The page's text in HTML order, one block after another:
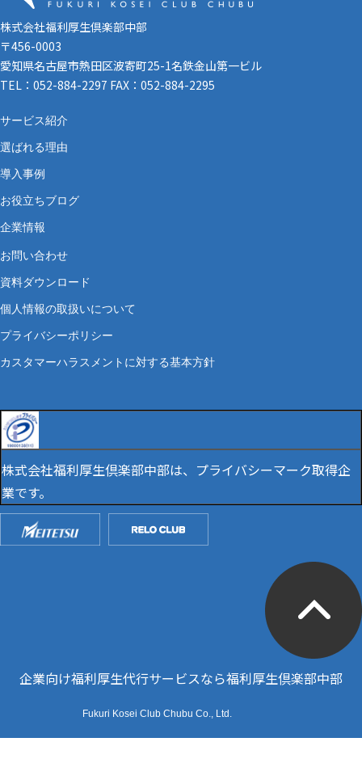
株式会社福利厚生倶楽部中部
〒456-0003
愛知県名古屋市熱田区波寄町25-1名鉄金山第一ビル
TEL：052-884-2297 FAX：052-884-2295
サービス紹介
選ばれる理由
導入事例
お役立ちブログ
企業情報
お問い合わせ
資料ダウンロード
個人情報の取扱いについて
プライバシーポリシー
カスタマーハラスメントに対する基本方針
株式会社福利厚生倶楽部中部は、プライバシーマーク取得企
業です。
企業向け福利厚生代行サービスなら福利厚生倶楽部中部
Fukuri Kosei Club Chubu Co., Ltd.